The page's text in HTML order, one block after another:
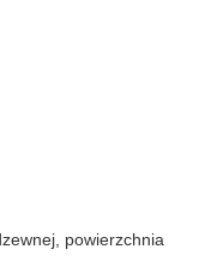
powierzchnia